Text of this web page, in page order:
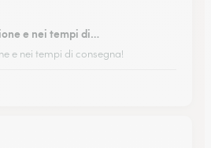
e nei tempi di…
e nei tempi di consegna!